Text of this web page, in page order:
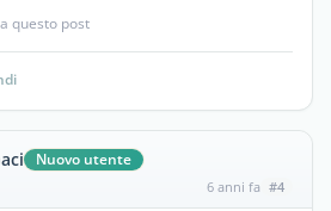
questo post
Nuovo utente
6 anni fa #4